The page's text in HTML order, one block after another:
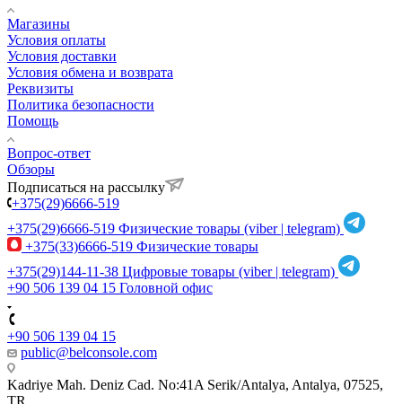
Магазины
Условия оплаты
Условия доставки
Условия обмена и возврата
Реквизиты
Политика безопасности
Помощь
Вопрос-ответ
Обзоры
Подписаться на рассылку
+375(29)6666-519
+375(29)6666-519 Физические товары (viber | telegram)
+375(33)6666-519 Физические товары
+375(29)144-11-38 Цифровые товары (viber | telegram)
+90 506 139 04 15 Головной офис
+90 506 139 04 15
public@belconsole.com
Kadriye Mah. Deniz Cad. No:41A Serik/Antalya, Antalya, 07525,
TR